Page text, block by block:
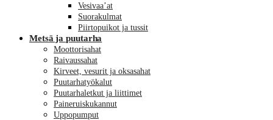
Vesivaa’at
Suorakulmat
Piirtopuikot ja tussit
Metsä ja puutarha
Moottorisahat
Raivaussahat
Kirveet, vesurit ja oksasahat
Puutarhatyökalut
Puutarhaletkut ja liittimet
Paineruiskukannut
Uppopumput